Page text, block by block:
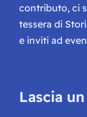
contributo, ci
tessera di
e inviti ad
Lascia